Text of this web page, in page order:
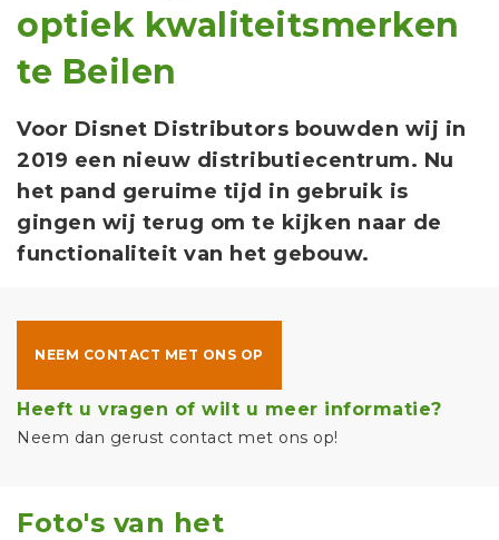
optiek kwaliteitsmerken
te Beilen
Voor Disnet Distributors bouwden wij in
2019 een nieuw distributiecentrum. Nu
het pand geruime tijd in gebruik is
gingen wij terug om te kijken naar de
functionaliteit van het gebouw.
NEEM CONTACT MET ONS OP
Heeft u vragen of wilt u meer informatie?
Neem dan gerust contact met ons op!
Foto's van het